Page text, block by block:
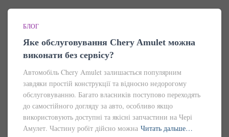
БЛОГ
Яке обслуговування Chery Amulet можна
виконати без сервісу?
Автомобіль Chery Amulet залишається популярним
завдяки простій конструкції та відносно недорогому
обслуговуванню. Багато власників поступово переходять
до самостійного догляду за авто, особливо якщо
використовують доступні та якісні запчастини на Чері
Амулет. Частину робіт дійсно можна Читать дальше…